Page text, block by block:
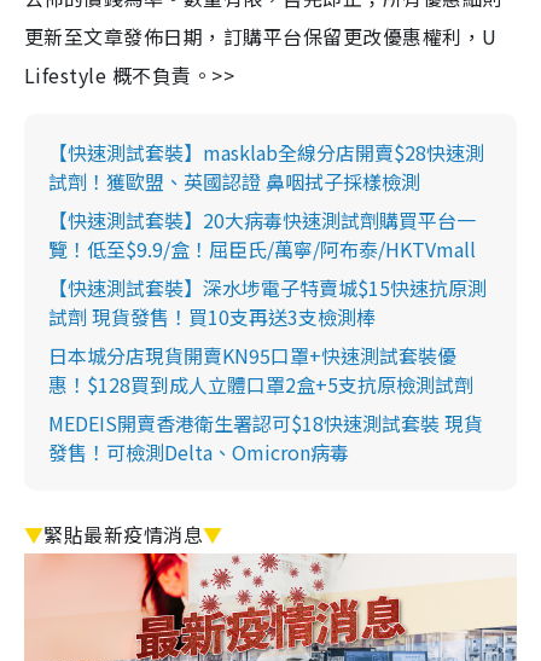
更新至文章發佈日期，訂購平台保留更改優惠權利，U
Lifestyle 概不負責。>>
【快速測試套裝】masklab全線分店開賣$28快速測
試劑！獲歐盟、英國認證 鼻咽拭子採樣檢測
【快速測試套裝】20大病毒快速測試劑購買平台一
覽！低至$9.9/盒！屈臣氏/萬寧/阿布泰/HKTVmall
【快速測試套裝】深水埗電子特賣城$15快速抗原測
試劑 現貨發售！買10支再送3支檢測棒
日本城分店現貨開賣KN95口罩+快速測試套裝優
惠！$128買到成人立體口罩2盒+5支抗原檢測試劑
MEDEIS開賣香港衛生署認可$18快速測試套裝 現貨
發售！可檢測Delta、Omicron病毒
▼緊貼最新疫情消息▼